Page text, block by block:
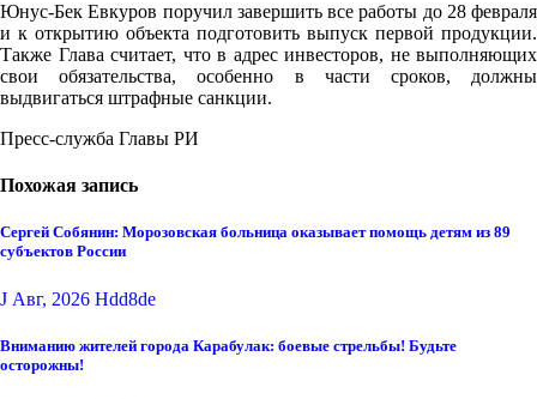
Юнус-Бек Евкуров поручил завершить все работы до 28 февраля
и к открытию объекта подготовить выпуск первой продукции.
Также Глава считает, что в адрес инвесторов, не выполняющих
свои обязательства, особенно в части сроков, должны
выдвигаться штрафные санкции.
Пресс-служба Главы РИ
Похожая запись
Сергей Собянин: Морозовская больница оказывает помощь детям из 89
субъектов России
J Авг, 2026 Hdd8de
Вниманию жителей города Карабулак: боевые стрельбы! Будьте
осторожны!